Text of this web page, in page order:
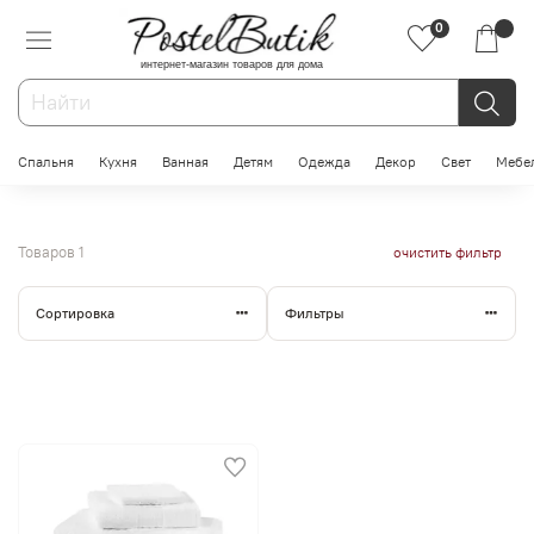
интернет-магазин товаров для дома
0
Спальня Кухня Ванная Детям Одежда Декор Свет
Товаров 1 очистить фильтр
Сортировка Фильтры